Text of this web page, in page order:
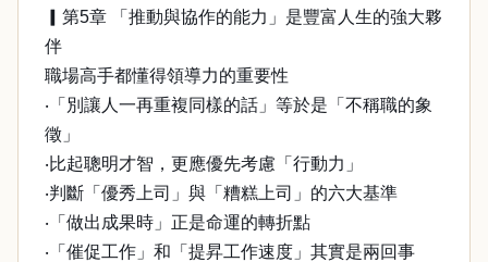
▎第5章 「推動與協作的能力」是豐富人生的強大夥
伴
職場高手都懂得領導力的重要性
‧「別讓人一再重複同樣的話」等於是「不稱職的象
徵」
‧比起聰明才智，更應優先考慮「行動力」
‧判斷「優秀上司」與「糟糕上司」的六大基準
‧「做出成果時」正是命運的轉折點
‧「催促工作」和「提昇工作速度」其實是兩回事